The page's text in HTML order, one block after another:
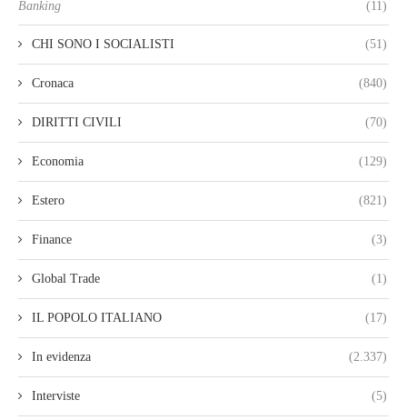
Banking (11)
CHI SONO I SOCIALISTI (51)
Cronaca (840)
DIRITTI CIVILI (70)
Economia (129)
Estero (821)
Finance (3)
Global Trade (1)
IL POPOLO ITALIANO (17)
In evidenza (2.337)
Interviste (5)